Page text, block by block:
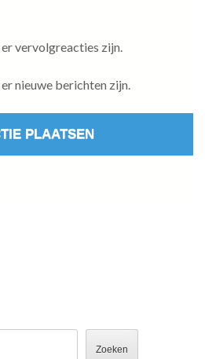
vervolgreacties zijn.
nieuwe berichten zijn.
Zoeken